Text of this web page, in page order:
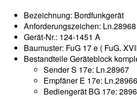
Bezeichnung: Bordfunkgerät
Anforderungszeichen: Ln.28968
Gerät-Nr.: 124-1451 A
Baumuster: FuG 17 e ( FuG.
Bestandteile Geräteblock
Sender S 17e: Ln.28967
Empfäner E 17e: Ln.28966
Bediengerät BG 17e: